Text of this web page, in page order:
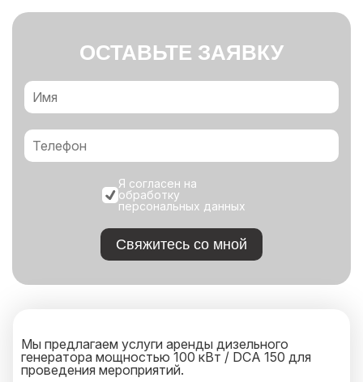
ОСТАВЬТЕ ЗАЯВКУ
Я согласен на
обработку
персональных данных
Свяжитесь со мной
Мы предлагаем услуги аренды дизельного
генератора мощностью 100 кВт / DCA 150 для
проведения мероприятий.